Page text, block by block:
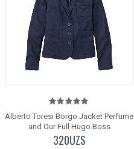
5.00
out
of 5
Alberto Toresi Borgo Jacket Perfume
and Our Full Hugo Boss
320UZS